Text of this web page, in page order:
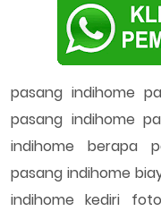
pasang indihome
pasang indihome
indihome berapa
pasang indihome
indihome kediri